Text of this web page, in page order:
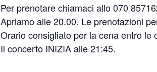
Per prenotare chiamaci allo 070
Apriamo alle 20.00. Le prenotazioni
Orario consigliato per la cena entro le
Il concerto INIZIA alle 21:45.